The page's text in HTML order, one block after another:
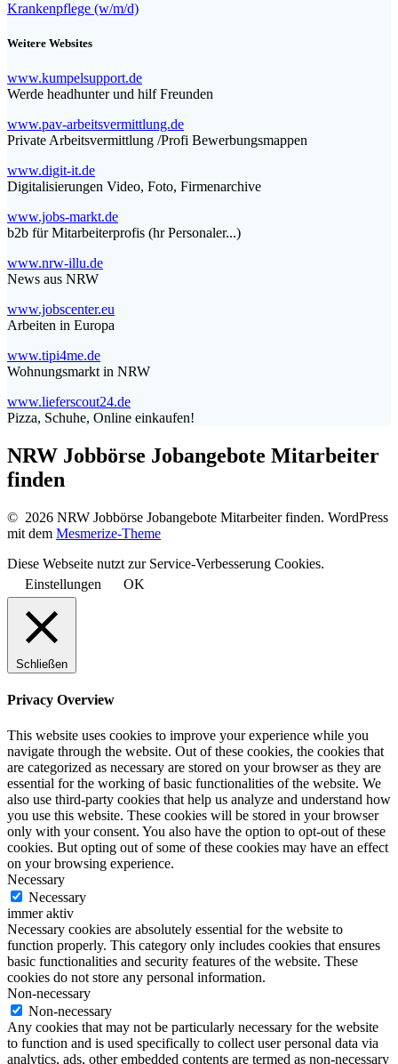
Beitrag:
Krankenpflege (w/m/d)
Weitere Websites
www.kumpelsupport.de
Werde headhunter und hilf Freunden
www.pav-arbeitsvermittlung.de
Private Arbeitsvermittlung /Profi Bewerbungsmappen
www.digit-it.de
Digitalisierungen Video, Foto, Firmenarchive
www.jobs-markt.de
b2b für Mitarbeiterprofis (hr Personaler...)
www.nrw-illu.de
News aus NRW
www.jobscenter.eu
Arbeiten in Europa
www.tipi4me.de
Wohnungsmarkt in NRW
www.lieferscout24.de
Pizza, Schuhe, Online einkaufen!
NRW Jobbörse Jobangebote Mitarbeiter
finden
© 2026 NRW Jobbörse Jobangebote Mitarbeiter finden. WordPress
mit dem Mesmerize-Theme
Diese Webseite nutzt zur Service-Verbesserung Cookies.
Einstellungen
OK
Schließen
Privacy Overview
This website uses cookies to improve your experience while you
navigate through the website. Out of these cookies, the cookies that
are categorized as necessary are stored on your browser as they are
essential for the working of basic functionalities of the website. We
also use third-party cookies that help us analyze and understand how
you use this website. These cookies will be stored in your browser
only with your consent. You also have the option to opt-out of these
cookies. But opting out of some of these cookies may have an effect
on your browsing experience.
Necessary
Necessary
immer aktiv
Necessary cookies are absolutely essential for the website to
function properly. This category only includes cookies that ensures
basic functionalities and security features of the website. These
cookies do not store any personal information.
Non-necessary
Non-necessary
Any cookies that may not be particularly necessary for the website
to function and is used specifically to collect user personal data via
analytics, ads, other embedded contents are termed as non-necessary